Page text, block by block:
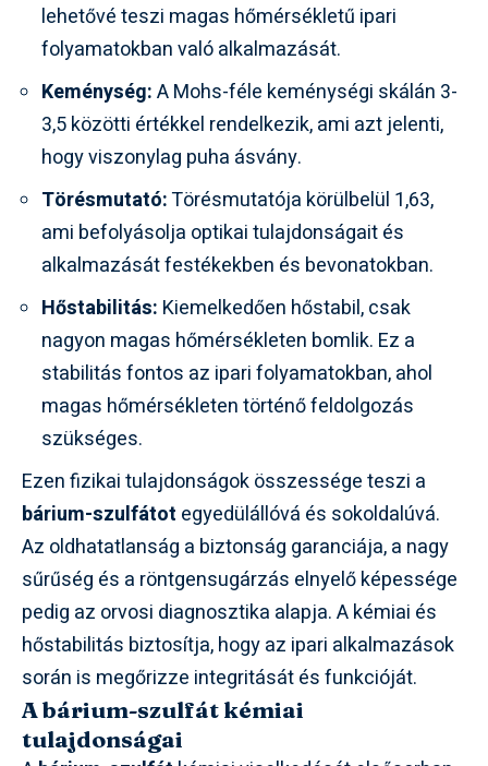
lehetővé teszi magas hőmérsékletű ipari
folyamatokban való alkalmazását.
Keménység:A Mohs-féle keménységi skálán 3-
3,5 közötti értékkel rendelkezik, ami azt jelenti,
hogy viszonylag puha ásvány.
Törésmutató:Törésmutatója körülbelül 1,63,
ami befolyásolja optikai tulajdonságait és
alkalmazását festékekben és bevonatokban.
Hőstabilitás: Kiemelkedően hőstabil, csak
nagyon magas hőmérsékleten bomlik. Ez a
stabilitás fontos az ipari folyamatokban, ahol
magas hőmérsékleten történő feldolgozás
szükséges.
Ezen fizikai tulajdonságok összessége teszi a
bárium-szulfátot egyedülállóvá és sokoldalúvá.
Az oldhatatlanság a biztonság garanciája, a nagy
sűrűség és a röntgensugárzás elnyelő képessége
pedig az orvosi diagnosztika alapja. A kémiai és
hőstabilitás biztosítja, hogy az ipari alkalmazások
során is megőrizze integritását és funkcióját.
A bárium-szulfát kémiai
tulajdonságai